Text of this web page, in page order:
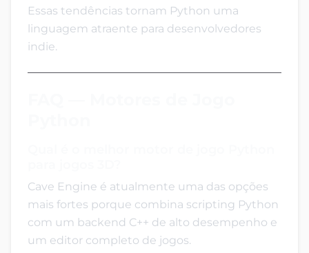
Essas tendências tornam Python uma
linguagem atraente para desenvolvedores
indie.
Cave Engine é atualmente uma das opções
mais fortes porque combina scripting Python
com um backend C++ de alto desempenho e
um editor completo de jogos.